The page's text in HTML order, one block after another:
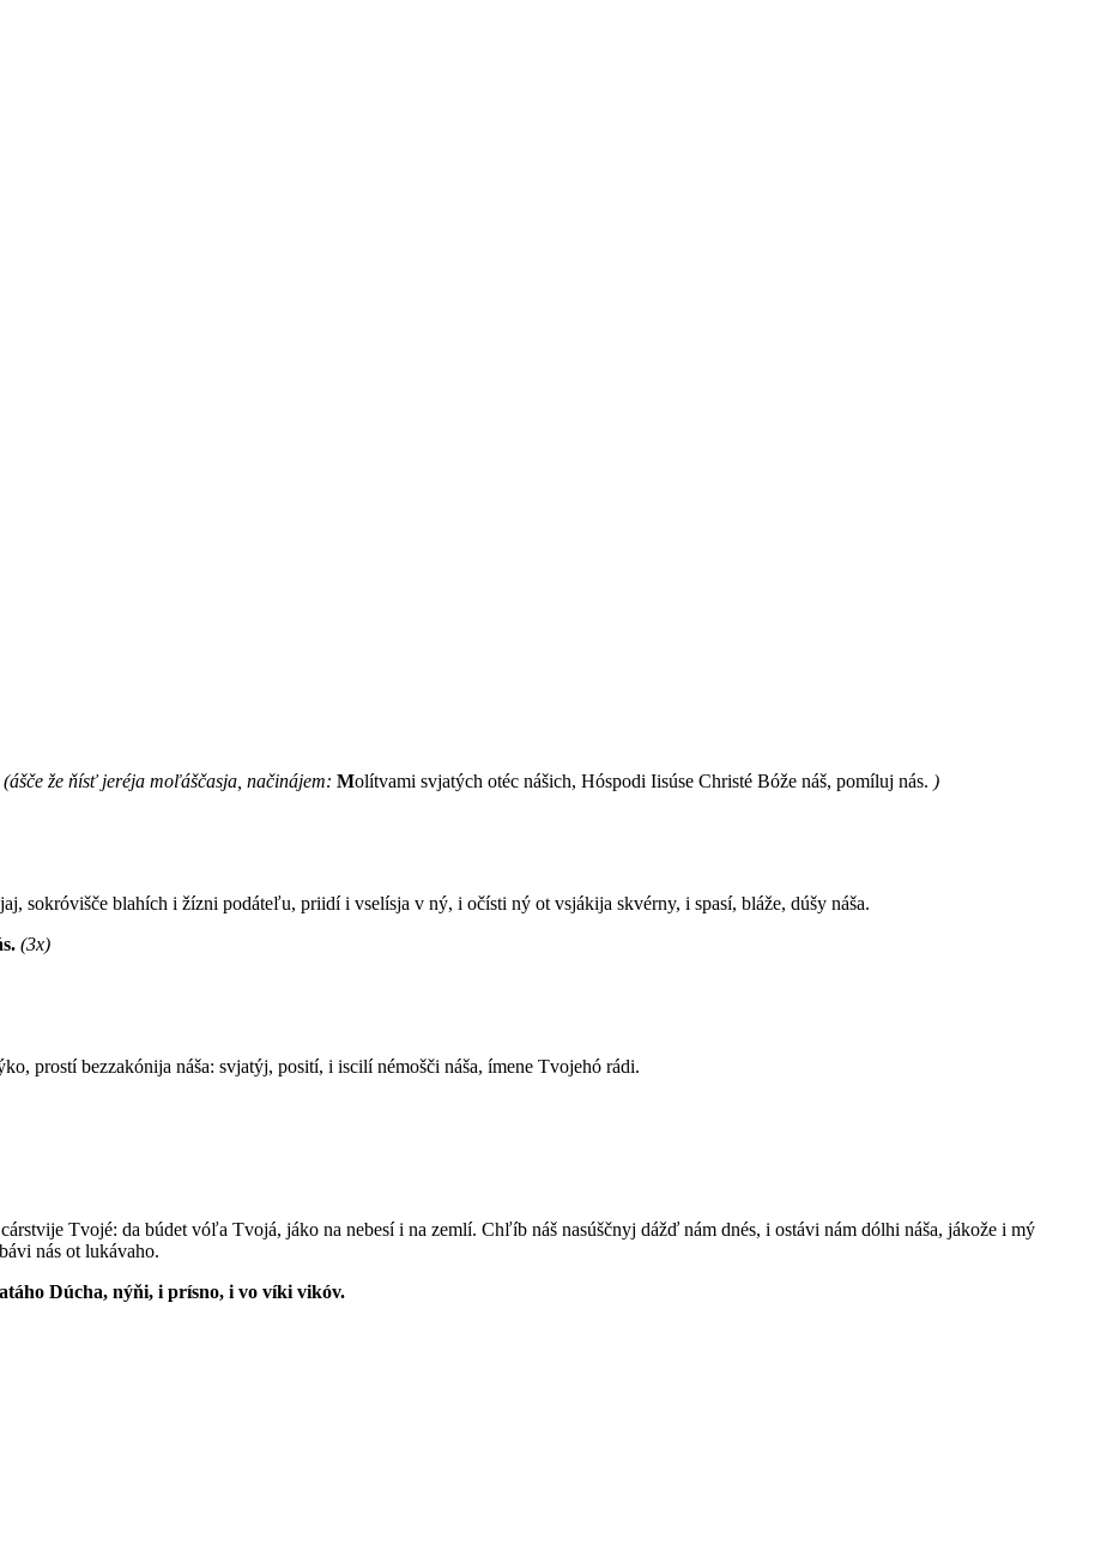
(ášče že ňísť jeréja moľáščasja, načinájem: Molítvami svjatých otéc nášich, Hóspodi Iisúse Christé Bóže náš, pomíluj nás. )
sokróvišče blahích i žízni podáteľu, priidí i vselísja v ný, i očísti ný ot vsjákija skvérny, i spasí, bláže, dúšy náša.
(3x)
prostí bezzakónija náša: svjatýj, posití, i iscilí némošči náša, ímene Tvojehó rádi.
Tvojé: da búdet vóľa Tvojá, jáko na nebesí i na zemlí. Chľíb náš nasúščnyj dážď nám dnés, i ostávi nám dólhi náša, jákože i mý
nás ot lukávaho.
Dúcha, nýňi, i prísno, i vo víki vikóv.